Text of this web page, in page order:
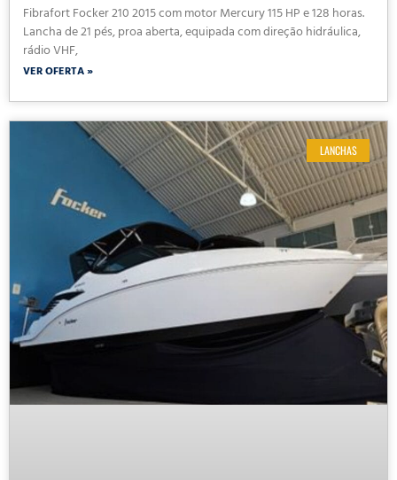
Fibrafort Focker 210 2015 com motor Mercury 115 HP e 128 horas.
Lancha de 21 pés, proa aberta, equipada com direção hidráulica,
rádio VHF,
VER OFERTA »
LANCHAS